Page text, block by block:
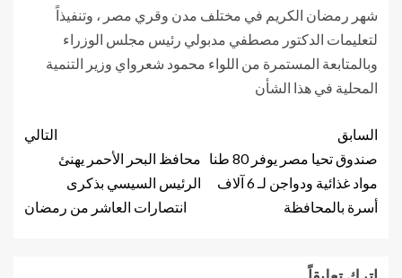
شهر رمضان الكريم في مختلف مدن وقري مصر ، وتنفيذاً
لتعليمات الدكتور مصطفي مدبولي رئيس مجلس الوزراء
وبالمتابعة المستمرة من اللواء محمود شعرواي وزير التنمية
المحلية في هذا الشأن
السابق
صندوق تحيا مصر يوفر 80 طنا
مواد غذائية ودواجن لـ 6 آلاف
أسرة بالمحافظة
التالي
محافظ البحر الأحمر يهنئ
الرئيس السيسي بذكرى
انتصارات العاشر من رمضان